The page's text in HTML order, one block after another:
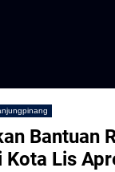
Bantuan
Kota Lis